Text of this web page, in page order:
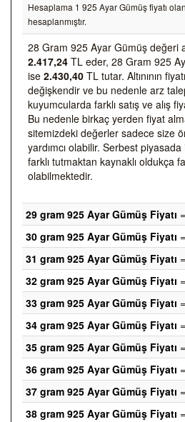
Hesaplama 1 925 Ayar Gümüş fiyatı
hesaplanmıştır.
28 Gram 925 Ayar Gümüş değeri
2.417,24 TL eder, 28 Gram 925
ise 2.430,40 TL tutar. Altınının
değişkendir ve bu nedenle arz
kuyumcularda farklı satış ve alış
Bu nedenle birkaç yerden fiyat
sitemizdeki değerler sadece size
yardımcı olabilir. Serbest piyasada
farklı tutmaktan kaynaklı oldukça
olabilmektedir.
29 gram 925 Ayar Gümüş Fiyatı
30 gram 925 Ayar Gümüş Fiyatı
31 gram 925 Ayar Gümüş Fiyatı
32 gram 925 Ayar Gümüş Fiyatı
33 gram 925 Ayar Gümüş Fiyatı
34 gram 925 Ayar Gümüş Fiyatı
35 gram 925 Ayar Gümüş Fiyatı
36 gram 925 Ayar Gümüş Fiyatı
37 gram 925 Ayar Gümüş Fiyatı
38 gram 925 Ayar Gümüş Fiyatı